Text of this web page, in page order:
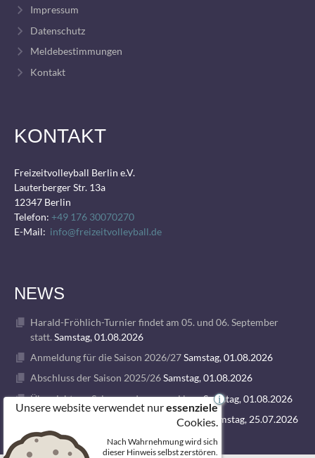
Impressum
Datenschutz
Meldebestimmungen
Kontakt
KONTAKT
Freizeitvolleyball Berlin e.V.
Lauterberger Str. 13a
12347 Berlin
Telefon: +49 176 30070270
E-Mail: info@freizeitvolleyball.de
NEWS
Harald-Fröhlich-Turnier findet am 05. und 06. September
statt. Samstag, 01.08.2026
Anmeldung für die Saison 2026/27Samstag, 01.08.2026
Abschluss der Saison 2025/26Samstag, 01.08.2026
Übersicht zur Saison und unseren LigenSamstag, 01.08.2026
1. VOLLEY GODS SUMMER CAMP 2026Samstag, 25.07.2026
Unsere website verwendet nuressenziele
Cookies.
Nach Wahrnehmung wird sich
dieser Hinweis selbst zerstören.
i